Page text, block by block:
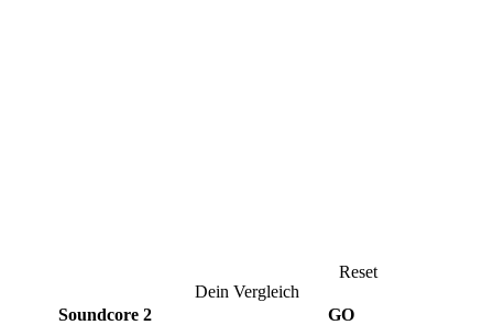
Reset
Dein Vergleich
Soundcore 2
GO